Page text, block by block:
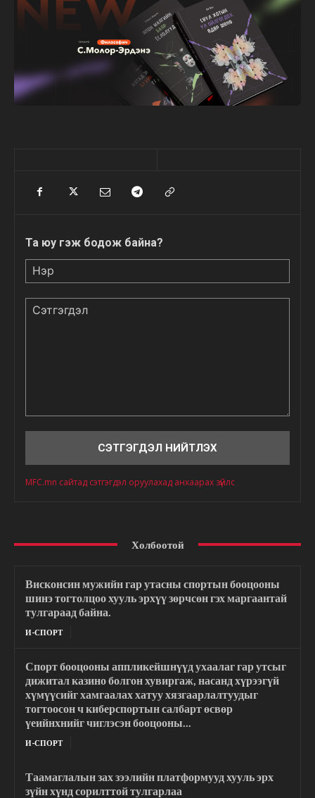
Та юу гэж бодож байна?
MFC.mn сайтад сэтгэгдэл оруулахад анхаарах зүйлс
Холбоотой
Висконсин мужийн гар утасны спортын бооцооны
шинэ тогтолцоо хууль эрхүү зөрчсөн гэх маргаантай
тулгараад байна.
И-СПОРТ
Спорт бооцооны аппликейшнүүд ухаалаг гар утсыг
дижитал казино болгон хувиргаж, насанд хүрээгүй
хүмүүсийг хамгаалах хатуу хязгаарлалтуудыг
тогтоосон ч киберспортын салбарт өсвөр
үеийнхнийг чиглэсэн бооцооны...
И-СПОРТ
Таамаглалын зах зээлийн платформууд хууль эрх
зүйн хүнд сорилттой тулгарлаа